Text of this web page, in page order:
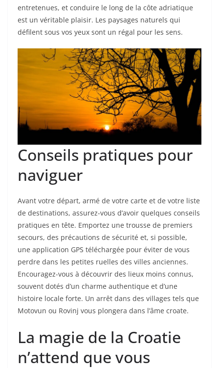
entretenues, et conduire le long de la côte adriatique
est un véritable plaisir. Les paysages naturels qui
défilent sous vos yeux sont un régal pour les sens.
Conseils pratiques pour
naviguer
Avant votre départ, armé de votre carte et de votre liste
de destinations, assurez-vous d’avoir quelques conseils
pratiques en tête. Emportez une trousse de premiers
secours, des précautions de sécurité et, si possible,
une application GPS téléchargée pour éviter de vous
perdre dans les petites ruelles des villes anciennes.
Encouragez-vous à découvrir des lieux moins connus,
souvent dotés d’un charme authentique et d’une
histoire locale forte. Un arrêt dans des villages tels que
Motovun ou Rovinj vous plongera dans l’âme croate.
La magie de la Croatie
n’attend que vous